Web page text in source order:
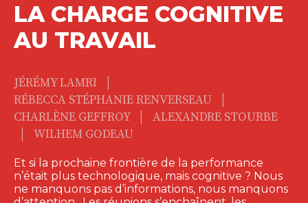
LA CHARGE COGNITIVE
AU TRAVAIL
JÉRÉMY LAMRI |
RÉBECCA STÉPHANIE RENVERSEAU |
CHARLÈNE GEFFROY | ALEXANDRE STOURBE
| WILHEM GODEAU
Et si la prochaine frontière de la performance
n’était plus technologique, mais cognitive ? Nous
ne manquons pas d’informations, nous manquons